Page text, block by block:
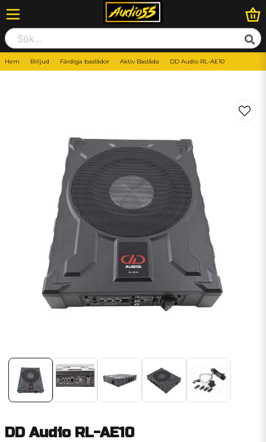
Hem Billjud Färdiga baslådor Aktiv Baslåda DD Audio RL-AE10
DD Audio RL-AE10